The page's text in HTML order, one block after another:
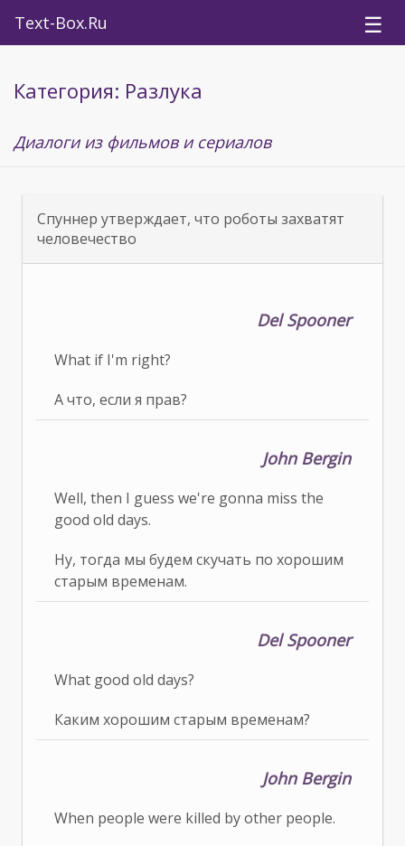
Text-Box.Ru ☰
Категория: Разлука
Диалоги из фильмов и сериалов
Спуннер утверждает, что роботы захватят
человечество
Del Spooner
What if I'm right?
А что, если я прав?
John Bergin
Well, then I guess we're gonna miss the
good old days.
Ну, тогда мы будем скучать по хорошим
старым временам.
Del Spooner
What good old days?
Каким хорошим старым временам?
John Bergin
When people were killed by other people.